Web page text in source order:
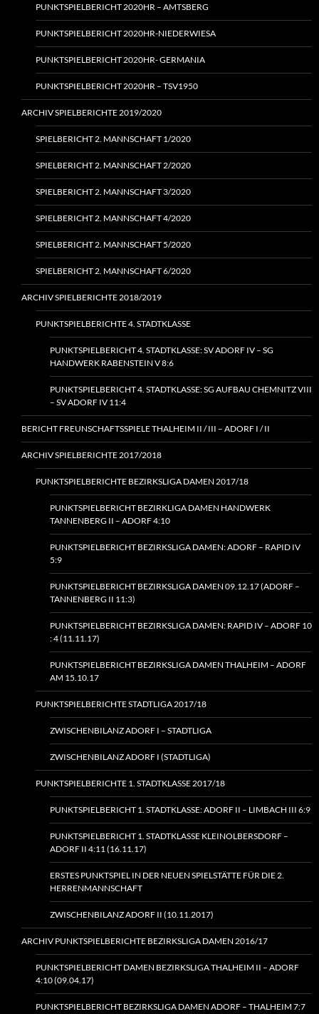
PUNKTSPIELBERICHT 2020HR – AMTSBERG
PUNKTSPIELBERICHT 2020HR-NIEDERWIESA
PUNKTSPIELBERICHT 2020HR- GERMANIA
PUNKTSPIELBERICHT 2020HR – TSV1950
ARCHIV SPIELBERICHTE 2019/2020
SPIELBERICHT 2. MANNSCHAFT 1/2020
SPIELBERICHT 2. MANNSCHAFT 2/2020
SPIELBERICHT 2. MANNSCHAFT 3/2020
SPIELBERICHT 2. MANNSCHAFT 4/2020
SPIELBERICHT 2. MANNSCHAFT 5/2020
SPIELBERICHT 2. MANNSCHAFT 6/2020
ARCHIV SPIELBERICHTE 2018/2019
PUNKTSPIELBERICHTE 4. STADTKLASSE
PUNKTSPIELBERICHT 4. STADTKLASSE: SV ADORF IV – SG
HANDWERK RABENSTEIN V 8:6
PUNKTSPIELBERICHT 4. STADTKLASSE: SG AUFBAU CHEMNITZ VIII
– SV ADORF IV 11:4
BERICHT FREUNSCHAFTSSPIELE THALHEIM II / III – ADORF I / II
ARCHIV SPIELBERICHTE 2017/2018
PUNKTSPIELBERICHTE BEZIRKSLIGA DAMEN 2017/18
PUNKTSPIELBERICHT BEZIRKLIGA DAMEN HANDWERK
TANNENBERG II – ADORF 4:10
PUNKTSPIELBERICHT BEZIRKSLIGA DAMEN: ADORF – RAPID IV
5:9
PUNKTSPIELBERICHT BEZIRKSLIGA DAMEN 09.12.17 (ADORF –
TANNENBERG II 11:3)
PUNKTSPIELBERICHT BEZIRKSLIGA DAMEN: RAPID IV – ADORF 10
: 4 (11.11.17)
PUNKTSPIELBERICHT BEZIRKSLIGA DAMEN THALHEIM – ADORF
AM 15.10.17
PUNKTSPIELBERICHTE STADTLIGA 2017/18
ZWISCHENBILANZ ADORF I – STADTLIGA
ZWISCHENBILANZ ADORF I (STADTLIGA)
PUNKTSPIELBERICHTE 1. STADTKLASSE 2017/18
PUNKTSPIELBERICHT 1. STADTKLASSE: ADORF II – LIMBACH III 6:9
PUNKTSPIELBERICHT 1. STADTKLASSE KLEINOLBERSDORF –
ADORF II 4:11 (16.11.17)
ERSTES PUNKTSPIEL IN DER NEUEN SPIELSTÄTTE FÜR DIE 2.
HERRENMANNSCHAFT
ZWISCHENBILANZ ADORF II (10.11.2017)
ARCHIV PUNKTSPIELBERICHTE BEZIRKSLIGA DAMEN 2016/17
PUNKTSPIELBERICHT DAMEN BEZIRKSLIGA THALHEIM II – ADORF
4:10 (09.04.17)
PUNKTSPIELBERICHT BEZIRKSLIGA DAMEN ADORF – THALHEIM 7:7